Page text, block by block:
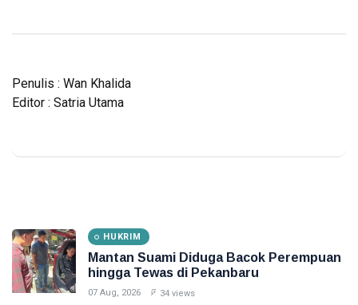
Penulis : Wan Khalida
Editor : Satria Utama
HUKRIM
Mantan Suami Diduga Bacok Perempuan
hingga Tewas di Pekanbaru
07 Aug, 2026 34 views